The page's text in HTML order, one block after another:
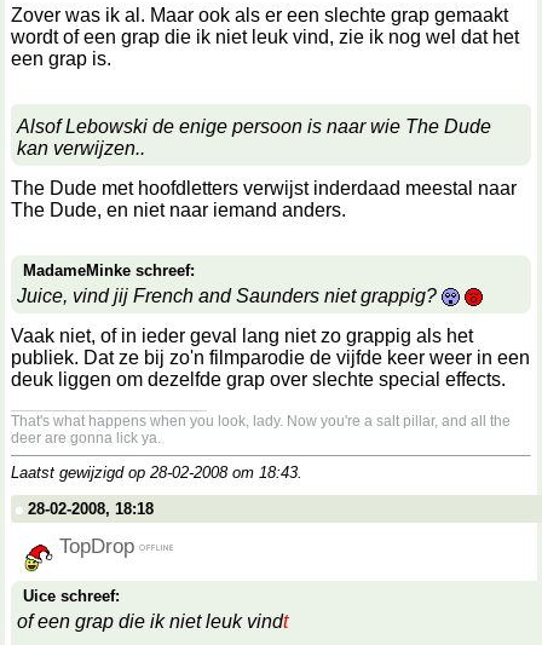
Zover was ik al. Maar ook als er een slechte grap gemaakt
wordt of een grap die ik niet leuk vind, zie ik nog wel dat het
een grap is.
Alsof Lebowski de enige persoon is naar wie The Dude
kan verwijzen..
The Dude met hoofdletters verwijst inderdaad meestal naar
The Dude, en niet naar iemand anders.
MadameMinke schreef:
Juice, vind jij French and Saunders niet grappig?
Vaak niet, of in ieder geval lang niet zo grappig als het
publiek. Dat ze bij zo'n filmparodie de vijfde keer weer in een
deuk liggen om dezelfde grap over slechte special effects.
That's what happens when you look, lady. Now you're a salt pillar, and all the
deer are gonna lick ya.
Laatst gewijzigd op 28-02-2008 om 18:43.
28-02-2008, 18:18
TopDrop
Uice schreef:
of een grap die ik niet leuk vindt